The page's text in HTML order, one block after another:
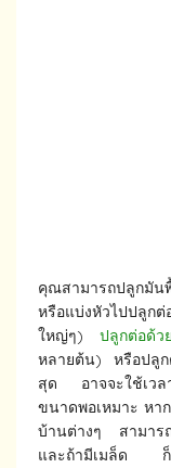
คุณสามารถปลูกมัน
หรือแบ่งหัวไปปลูก
ใหญ่ๆ) ปลูกต่อด้ว
หลายต้น) หรือปลูก
สุด อาจจะใช้เวล
ขนาดพอเหมาะ หา
บ้านต่างๆ สามารถ
และถ้ามีเมล็ด ก็น